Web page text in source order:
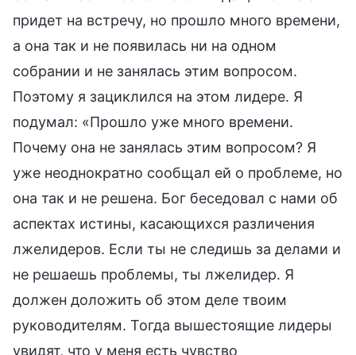
придет на встречу, но прошло много времени,
а она так и не появилась ни на одном
собрании и не занялась этим вопросом.
Поэтому я зациклился на этом лидере. Я
подумал: «Прошло уже много времени.
Почему она не занялась этим вопросом? Я
уже неоднократно сообщал ей о проблеме, но
она так и не решена. Бог беседовал с нами об
аспектах истины, касающихся различения
лжелидеров. Если ты не следишь за делами и
не решаешь проблемы, ты лжелидер. Я
должен доложить об этом деле твоим
руководителям. Тогда вышестоящие лидеры
увидят, что у меня есть чувство